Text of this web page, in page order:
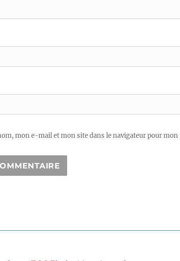
mon e-mail et mon site dans le navigateur pour